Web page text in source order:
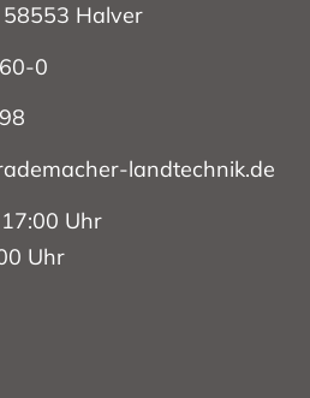
Halver
0
landtechnik.de
Uhr
Uhr